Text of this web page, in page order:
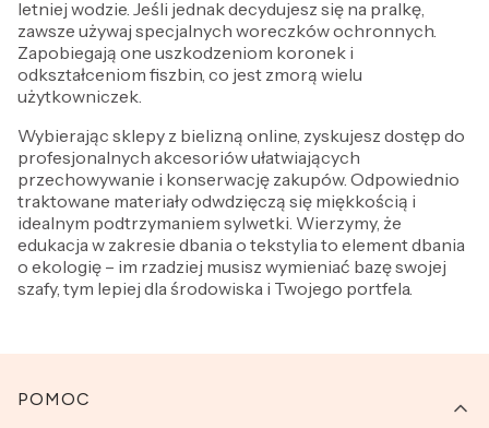
letniej wodzie. Jeśli jednak decydujesz się na pralkę,
zawsze używaj specjalnych woreczków ochronnych.
Zapobiegają one uszkodzeniom koronek i
odkształceniom fiszbin, co jest zmorą wielu
użytkowniczek.
Wybierając sklepy z bielizną online, zyskujesz dostęp do
profesjonalnych akcesoriów ułatwiających
przechowywanie i konserwację zakupów. Odpowiednio
traktowane materiały odwdzięczą się miękkością i
idealnym podtrzymaniem sylwetki. Wierzymy, że
edukacja w zakresie dbania o tekstylia to element dbania
o ekologię – im rzadziej musisz wymieniać bazę swojej
szafy, tym lepiej dla środowiska i Twojego portfela.
Linki w stopce
POMOC